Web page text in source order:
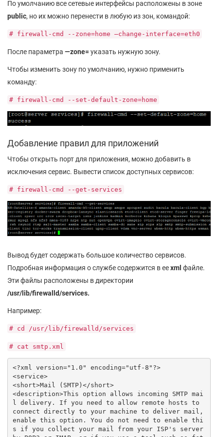
По умолчанию все сетевые интерфейсы расположены в зоне
public, но их можно перенести в любую из зон, командой:
# firewall-cmd --zone=home —change-interface=eth0
После параметра —zone= указать нужную зону.
Чтобы изменить зону по умолчанию, нужно применить
команду:
# firewall-cmd --set-default-zone=home
Добавление правил для приложений
Чтобы открыть порт для приложения, можно добавить в
исключения сервис. Вывести список доступных сервисов:
# firewall-cmd --get-services
Вывод будет содержать большое количество сервисов.
Подробная информация о службе содержится в ееxml файле.
Эти файлы расположены в директории
/usr/lib/firewalld/services.
Например:
# cd /usr/lib/firewalld/services
# cat smtp.xml
<?xml version="1.0" encoding="utf-8"?>
<service>
<short>Mail (SMTP)</short>
<description>This option allows incoming SMTP mai
l delivery. If you need to allow remote hosts to
connect directly to your machine to deliver mail,
enable this option. You do not need to enable thi
s if you collect your mail from your ISP's server